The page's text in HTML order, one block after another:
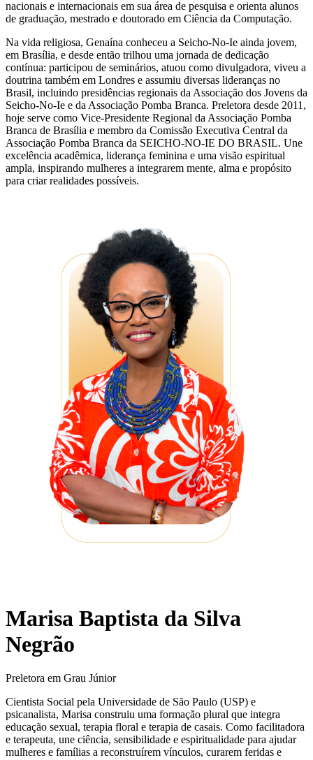
nacionais e internacionais em sua área de pesquisa e orienta alunos
de graduação, mestrado e doutorado em Ciência da Computação.
Na vida religiosa, Genaína conheceu a Seicho-No-Ie ainda jovem,
em Brasília, e desde então trilhou uma jornada de dedicação
contínua: participou de seminários, atuou como divulgadora, viveu a
doutrina também em Londres e assumiu diversas lideranças no
Brasil, incluindo presidências regionais da Associação dos Jovens da
Seicho-No-Ie e da Associação Pomba Branca. Preletora desde 2011,
hoje serve como Vice-Presidente Regional da Associação Pomba
Branca de Brasília e membro da Comissão Executiva Central da
Associação Pomba Branca da SEICHO-NO-IE DO BRASIL. Une
excelência acadêmica, liderança feminina e uma visão espiritual
ampla, inspirando mulheres a integrarem mente, alma e propósito
para criar realidades possíveis.
Marisa Baptista da Silva
Negrão
Preletora em Grau Júnior
Cientista Social pela Universidade de São Paulo (USP) e
psicanalista, Marisa construiu uma formação plural que integra
educação sexual, terapia floral e terapia de casais. Como facilitadora
e terapeuta, une ciência, sensibilidade e espiritualidade para ajudar
mulheres e famílias a reconstruírem vínculos, curarem feridas e